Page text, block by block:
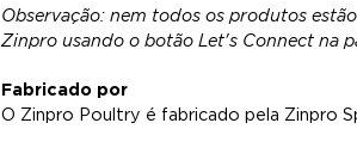
Observação: nem todos os produtos
Zinpro usando o botão Let's Connect na
Fabricado por
O Zinpro Poultry é fabricado pela Zinpro